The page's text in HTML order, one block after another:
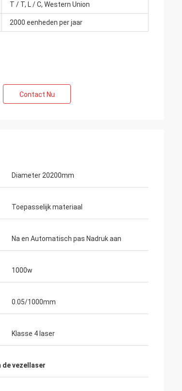
pakketten
en zorgvuldig
T / T, L / C, Western Union
2000 eenheden per jaar
Contact Nu
Diameter 20200mm
Toepasselijk materiaal
Na en Automatisch pas Nadruk aan
1000w
0.05/1000mm
Klasse 4 laser
de vezellaser